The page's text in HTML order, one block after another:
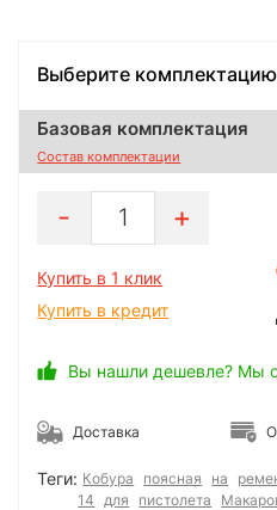
Выберите комплектацию
Базовая комплектация
Состав комплектации
1
Купить в 1 клик
Купить в кредит
Вы нашли дешевле? Мы
Доставка
Теги: Кобура поясная на
14
для пистолета